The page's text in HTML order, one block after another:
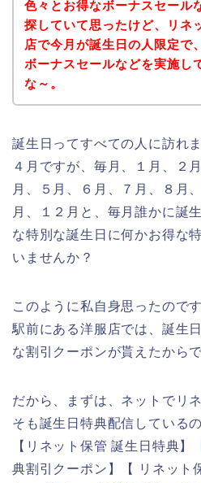
色々とお得なボーナスセール
探していて思ったけど、リネ
店で今月が誕生日の人限定で
ボーナスセールなどを実施し
な～。
誕生日ってすべての人に訪れ
４月ですが、毎月、１月、２
月、５月、６月、７月、８月
月、１２月と、毎月誰かに誕
な特別な誕生日に何かお得な
いませんか？
このように私自身思ったので
駅前にある洋服店では、誕生
な割引クーポンが貰えたからで
だから、まずは、ネットでリ
そも誕生日特典配信している
【リネット保管 誕生日特典
典割引クーポン】【 リネット